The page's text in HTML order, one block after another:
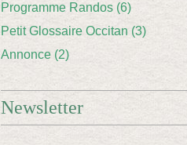
Programme Randos (6)
Petit Glossaire Occitan (3)
Annonce (2)
Newsletter